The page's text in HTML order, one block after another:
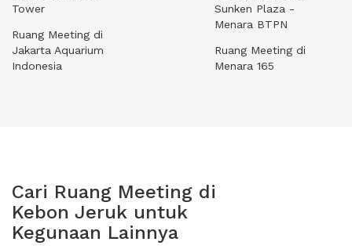
Tower
Ruang Meeting di
Jakarta Aquarium
Indonesia
Sunken Plaza -
Menara BTPN
Ruang Meeting di
Menara 165
Cari Ruang Meeting di
Kebon Jeruk untuk
Kegunaan Lainnya